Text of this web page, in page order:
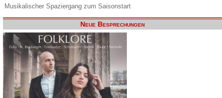
Musikalischer Spaziergang zum Saisonstart
Neue Besprechungen